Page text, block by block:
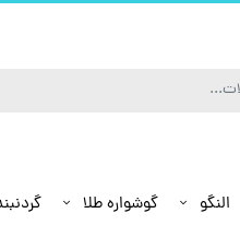
النگو گوشواره طلا